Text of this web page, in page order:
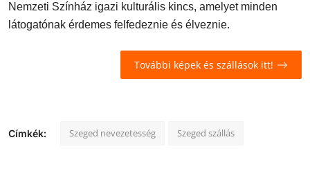
Nemzeti Színház igazi kulturális kincs, amelyet minden
látogatónak érdemes felfedeznie és élveznie.
További képek és szállások itt!
Címkék: Szeged nevezetesség Szeged szállás